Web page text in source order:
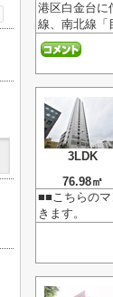
港区白金台に
線、南北線「
3LDK
76.98㎡
■■こちらの
きます。